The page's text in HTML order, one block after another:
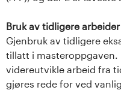
Bruk av tidligere
Gjenbruk av tidligere
tillatt i masteroppgaven.
videreutvikle arbeid fra
gjøres rede for ved